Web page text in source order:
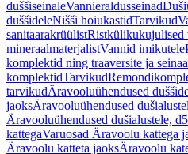
duššiseinaleVannieraldusseinad
duššideleNišši hoiukastidTarvikud
sanitaarakrüülistRistkülikukujulised
mineraalmaterjalistVannid imikutele
komplektid ning traaversite ja
komplektidTarvikud
tarvikudÄravooluühendused
jaoksÄravooluühendused
Äravooluühendused dušialustele,
kattegaVaruosad Äravoolu kattega
Äravoolu katteta jaoksÄravoolu